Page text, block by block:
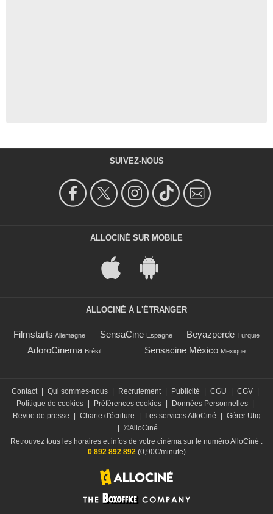
SUIVEZ-NOUS
ALLOCINÉ SUR MOBILE
ALLOCINÉ À L'ÉTRANGER
Filmstarts Allemagne SensaCine Espagne Beyazperde Turquie
AdoroCinema Brésil Sensacine México Mexique
Contact Qui sommes-nous Recrutement Publicité CGU CGV
Politique de cookies
Préférences cookies Données Personnelles
Revue de presse
Charte d'écriture Les services AlloCiné
Gérer Utiq
©AlloCiné
Retrouvez tous les horaires et infos de votre cinéma sur le numéro AlloCiné :
0 892 892 892(0,90€/minute)